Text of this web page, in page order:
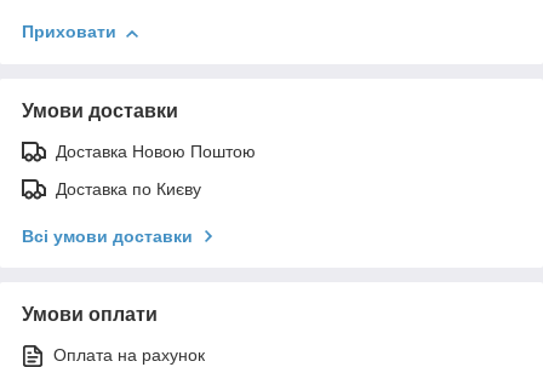
Приховати
Умови доставки
Доставка Новою Поштою
Доставка по Києву
Всі умови доставки
Умови оплати
Оплата на рахунок